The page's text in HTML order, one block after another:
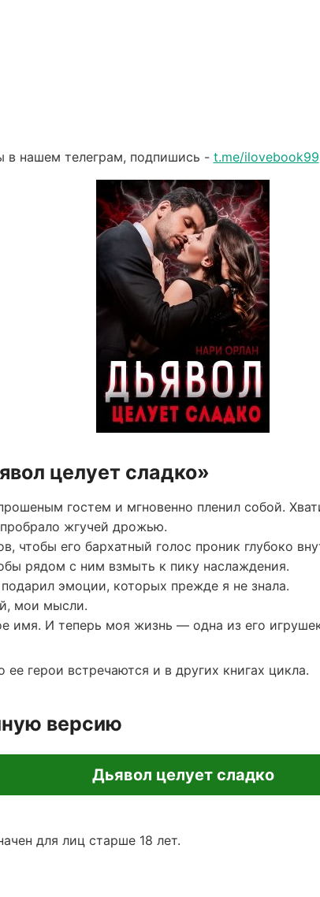
в нашем телеграм, подпишись - t.me/ilovebook99
целует сладко»
гостем и мгновенно пленил собой.
жгучей дрожью.
чтобы его бархатный голос проник глубоко
рядом с ним взмыть к пику наслаждения.
эмоции, которых прежде я не знала.
мои мысли.
имя. И теперь моя жизнь — одна из его
герои встречаются и в других книгах цикла.
версию
Дьявол целует сладко
для лиц старше 18 лет.